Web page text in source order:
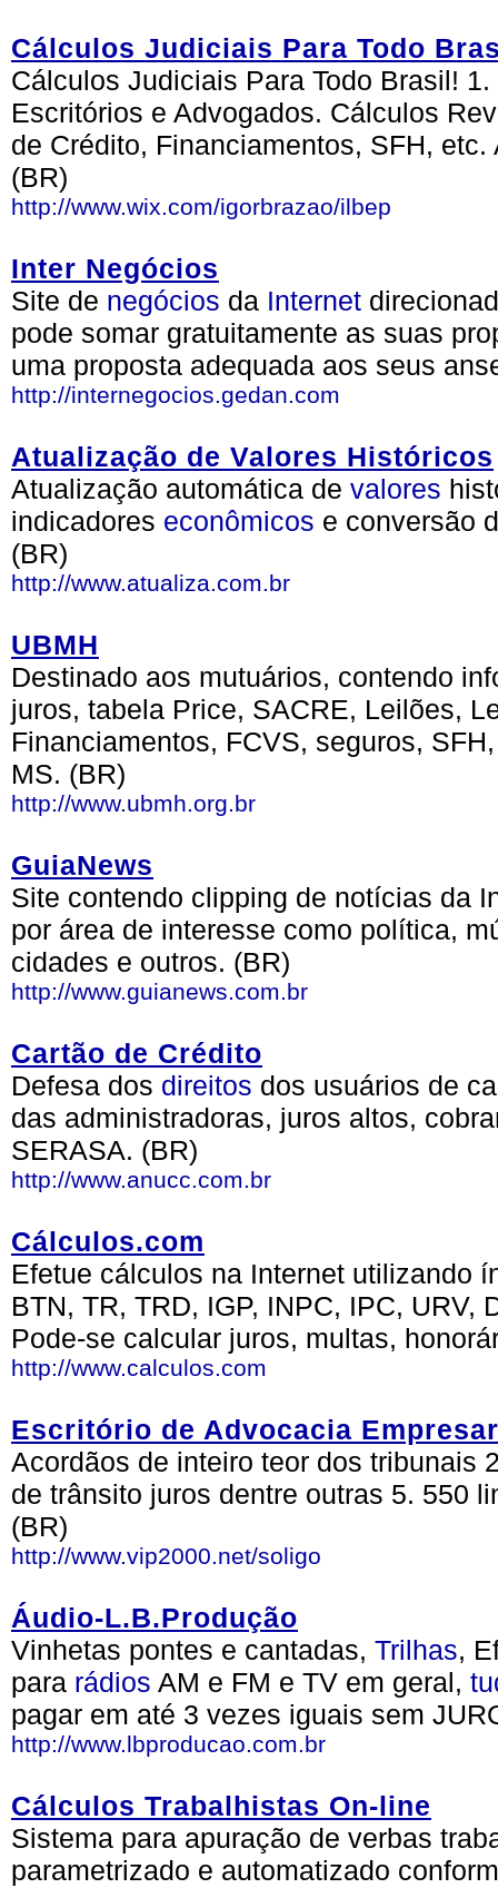
Cálculos Judiciais Para Todo
Cálculos Judiciais Para Todo Brasil!
Escritórios e Advogados. Cálculos
de Crédito, Financiamentos, SFH,
(BR)
http://www.wix.com/igorbrazao/ilbep
Inter Negócios
Site de negócios da Internet
pode somar gratuitamente as suas
uma proposta adequada aos seus
http://internegocios.gedan.com
Atualização de Valores Históricos
Atualização automática de valores
indicadores econômicos e conversão
(BR)
http://www.atualiza.com.br
UBMH
Destinado aos mutuários, contendo
juros, tabela Price, SACRE, Leilões,
Financiamentos, FCVS, seguros,
MS. (BR)
http://www.ubmh.org.br
GuiaNews
Site contendo clipping de notícias da
por área de interesse como política,
cidades e outros. (BR)
http://www.guianews.com.br
Cartão de Crédito
Defesa dos direitos dos usuários de
das administradoras, juros altos,
SERASA. (BR)
http://www.anucc.com.br
Cálculos.com
Efetue cálculos na Internet utilizando
BTN, TR, TRD, IGP, INPC, IPC, URV,
Pode-se calcular juros, multas,
http://www.calculos.com
Escritório de Advocacia
Acordãos de inteiro teor dos tribunais
de trânsito juros dentre outras 5. 550
(BR)
http://www.vip2000.net/soligo
Áudio-L.B.Produção
Vinhetas pontes e cantadas, Trilhas,
para rádios AM e FM e TV em geral,
pagar em até 3 vezes iguais sem
http://www.lbproducao.com.br
Cálculos Trabalhistas On-line
Sistema para apuração de verbas
parametrizado e automatizado